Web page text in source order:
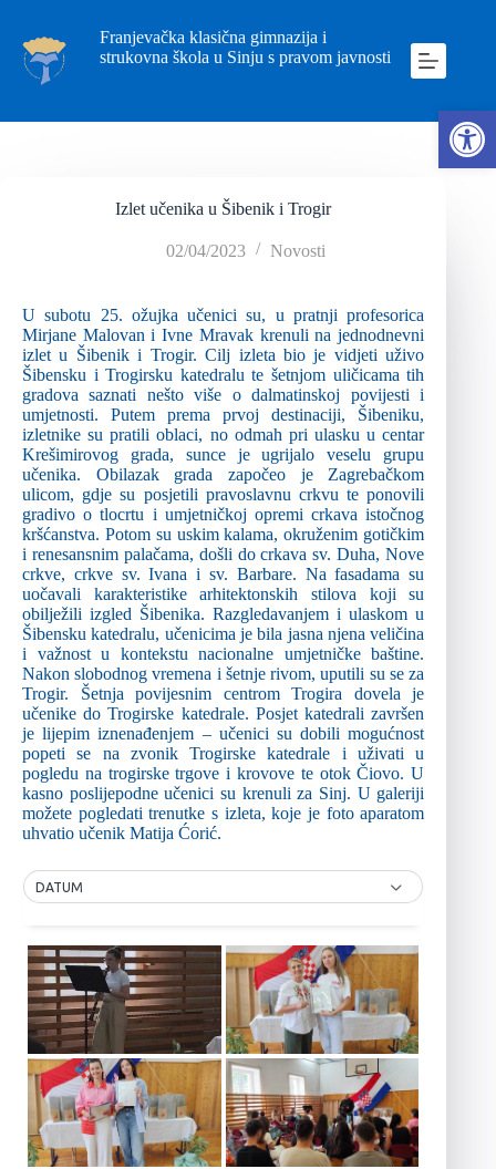
Franjevačka klasična gimnazija i
strukovna škola u Sinju s pravom javnosti
Izlet učenika u Šibenik i Trogir
02/04/2023 Novosti
U subotu 25. ožujka učenici su, u pratnji profesorica
Mirjane Malovan i Ivne Mravak krenuli na jednodnevni
izlet u Šibenik i Trogir. Cilj izleta bio je vidjeti uživo
Šibensku i Trogirsku katedralu te šetnjom uličicama tih
gradova saznati nešto više o dalmatinskoj povijesti i
umjetnosti. Putem prema prvoj destinaciji, Šibeniku,
izletnike su pratili oblaci, no odmah pri ulasku u centar
Krešimirovog grada, sunce je ugrijalo veselu grupu
učenika. Obilazak grada započeo je Zagrebačkom
ulicom, gdje su posjetili pravoslavnu crkvu te ponovili
gradivo o tlocrtu i umjetničkoj opremi crkava istočnog
kršćanstva. Potom su uskim kalama, okruženim gotičkim
i renesansnim palačama, došli do crkava sv. Duha, Nove
crkve, crkve sv. Ivana i sv. Barbare. Na fasadama su
uočavali karakteristike arhitektonskih stilova koji su
obilježili izgled Šibenika. Razgledavanjem i ulaskom u
Šibensku katedralu, učenicima je bila jasna njena veličina
i važnost u kontekstu nacionalne umjetničke baštine.
Nakon slobodnog vremena i šetnje rivom, uputili su se za
Trogir. Šetnja povijesnim centrom Trogira dovela je
učenike do Trogirske katedrale. Posjet katedrali završen
je lijepim iznenađenjem – učenici su dobili mogućnost
popeti se na zvonik Trogirske katedrale i uživati u
pogledu na trogirske trgove i krovove te otok Čiovo. U
kasno poslijepodne učenici su krenuli za Sinj. U galeriji
možete pogledati trenutke s izleta, koje je foto aparatom
uhvatio učenik Matija Ćorić.
DATUM